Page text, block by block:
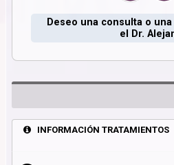
Deseo una consulta o
el Dr.
INFORMACIÓN TRATAMIENTOS